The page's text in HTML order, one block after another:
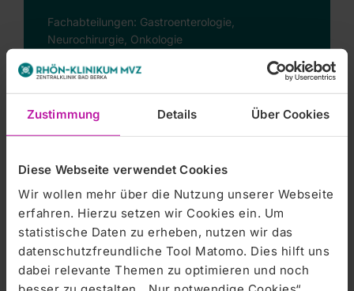
Zustimmung Details Über Cookies
Diese Webseite verwendet Cookies
Wir wollen mehr über die Nutzung unserer Webseite
erfahren. Hierzu setzen wir Cookies ein. Um
statistische Daten zu erheben, nutzen wir das
datenschutzfreundliche Tool Matomo. Dies hilft uns
dabei relevante Themen zu optimieren und noch
Fachabteilungen: Gastroenterologie,
Neurochirurgie, Onkologie
STANDORT BAD BERKA
Neurochirurgie, Nuklearmedizin, Onkologie,
Radiologie, Strahlentherapie
STANDORT ERFURT